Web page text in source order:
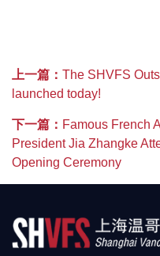
上一篇： The SHVFS
launched today!
下一篇： Famous French
President Jia Zhangke
Opening Ceremony